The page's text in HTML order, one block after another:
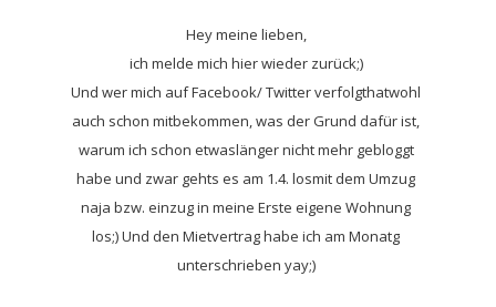
Hey meine lieben,
ich melde mich hier wieder zurück;)
Und wer mich auf Facebook/ Twitter verfolgthatwohl
auch schon mitbekommen, was der Grund dafür ist,
warum ich schon etwaslänger nicht mehr gebloggt
habe und zwar gehts es am 1.4. losmit dem Umzug
naja bzw. einzug in meine Erste eigene Wohnung
los;) Und den Mietvertrag habe ich am Monatg
unterschrieben yay;)